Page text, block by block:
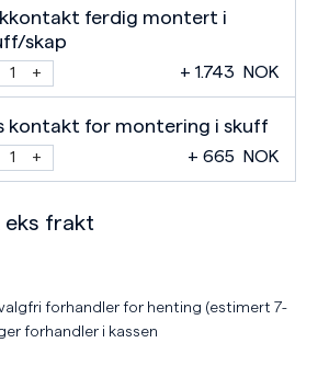
ferdig montert i
skap
+ 1.743 NOK
kontakt for montering i skuff
+ 665 NOK
eks frakt
forhandler for henting (estimert 7-
forhandler i kassen